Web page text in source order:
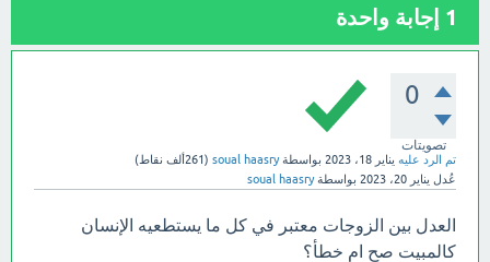
1 إجابة واحدة
0
تصويتات
تم الرد عليه يناير 18، 2023 بواسطةsoual haasry
(261ألف
نقاط)
عُدل يناير 20، 2023 بواسطةsoual haasry
العدل بين الزوجات معتبر في كل ما يستطعيه الإنسان
كالمبيت صح ام خطأ؟